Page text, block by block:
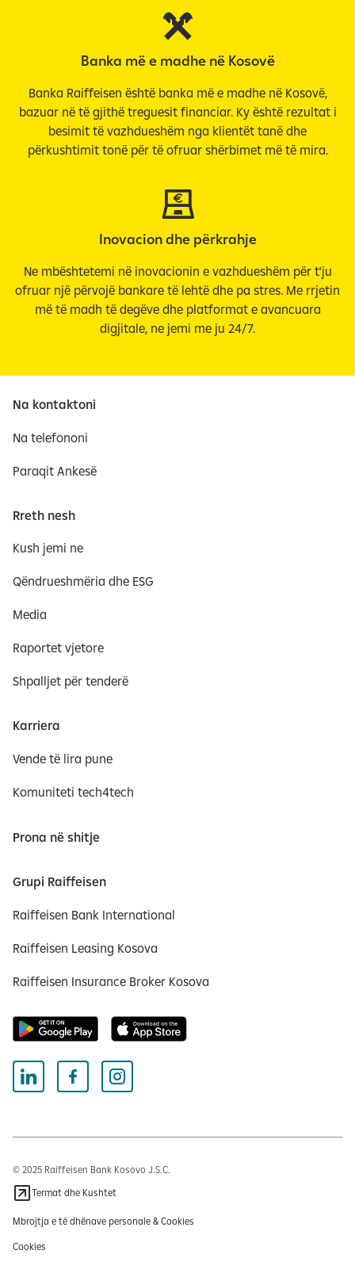
Banka më e madhe në Kosovë
Banka Raiffeisen është banka më e madhe në Kosovë,
bazuar në të gjithë treguesit financiar. Ky është rezultat i
besimit të vazhdueshëm nga klientët tanë dhe
përkushtimit tonë për të ofruar shërbimet më të mira.
Inovacion dhe përkrahje
Ne mbështetemi në inovacionin e vazhdueshëm për t'ju
ofruar një përvojë bankare të lehtë dhe pa stres. Me rrjetin
më të madh të degëve dhe platformat e avancuara
digjitale, ne jemi me ju 24/7.
Na kontaktoni
Na telefononi
Paraqit Ankesë
Rreth nesh
Kush jemi ne
Qëndrueshmëria dhe ESG
Media
Raportet vjetore
Shpalljet për tenderë
Karriera
Vende të lira pune
Komuniteti tech4tech
Prona në shitje
Grupi Raiffeisen
Raiffeisen Bank International
Raiffeisen Leasing Kosova
Raiffeisen Insurance Broker Kosova
© 2025 Raiffeisen Bank Kosovo J.S.C.
Termat dhe Kushtet
Mbrojtja e të dhënave personale & Cookies
Cookies